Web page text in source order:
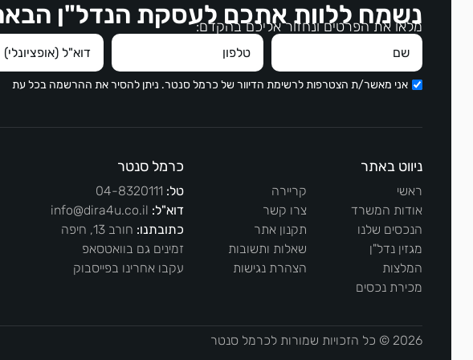
בחום!!!בתודה אסתי ומשה כהן
נשמח ללוות אתכם לעסקת הנדל"ן
מלאו את הפרטים ונחזור אליכם בהקדם:
אני מאשר/ת הצטרפות לרשימת הדיוור של כרמל סנטר. ניתן להסיר את ההרשמה בכל עת
ניווט באתר
ראשי
אודות המשרד
הנכסים שלנו
מגזין נדל"ן
המלצות
מכירת נכסים
קריירה
צרו קשר
תקנון אתר
שאלות ותשובות
הצהרת נגישות
כרמל סנטר
טל: 04-8320111
דוא"ל: info@dira4u.co.il
כתובתנו: חורב 13, חיפה
זמינים גם בוואטסאפ
עקבו אחרינו בפייסבוק
2026 © כל הזכויות שמורות לכרמל סנטר